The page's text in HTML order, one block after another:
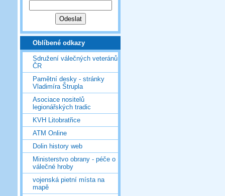
Oblíbené odkazy
Sdružení válečných veteránů
ČR
Pamětní desky - stránky
Vladimíra Štrupla
Asociace nositelů
legionářských tradic
KVH Litobratřice
ATM Online
Dolin history web
Ministerstvo obrany - péče o
válečné hroby
vojenská pietní místa na
mapě